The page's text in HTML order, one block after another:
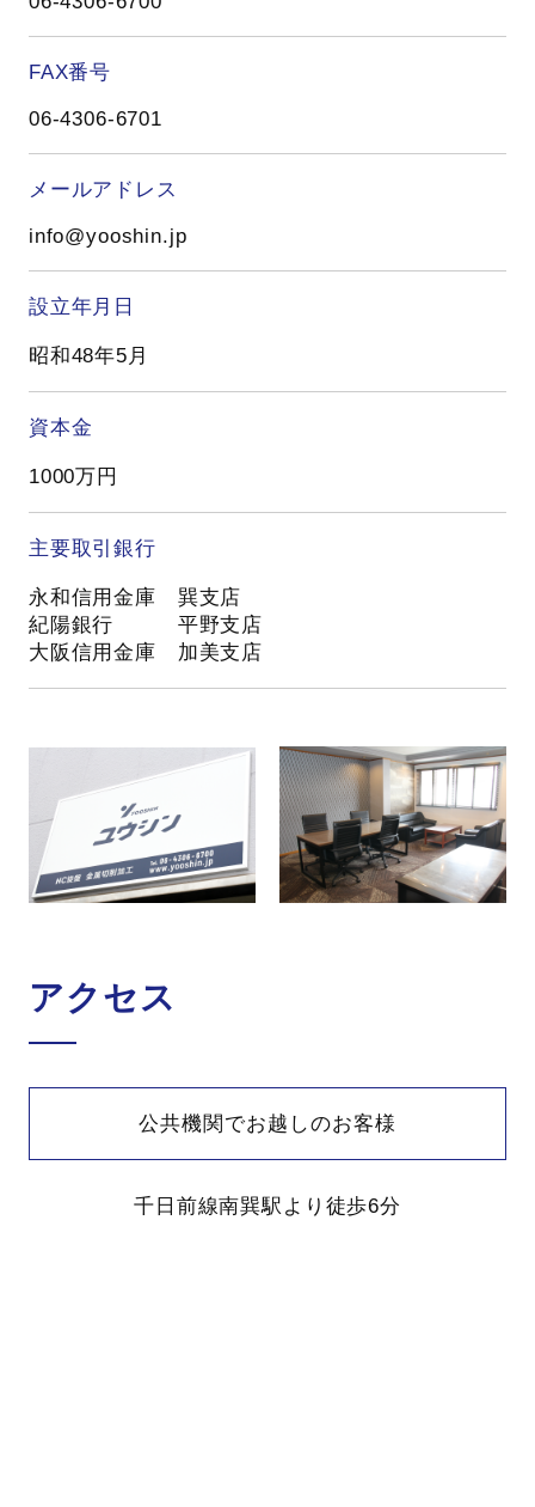
FAX番号
06-4306-6701
メールアドレス
info@yooshin.jp
設立年月日
昭和48年5月
資本金
1000万円
主要取引銀行
永和信用金庫 巽支店
紀陽銀行 平野支店
大阪信用金庫 加美支店
アクセス
公共機関でお越しのお客様
千日前線南巽駅より徒歩6分